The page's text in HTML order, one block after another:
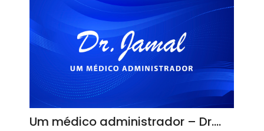
Um médico administrador – Dr.…